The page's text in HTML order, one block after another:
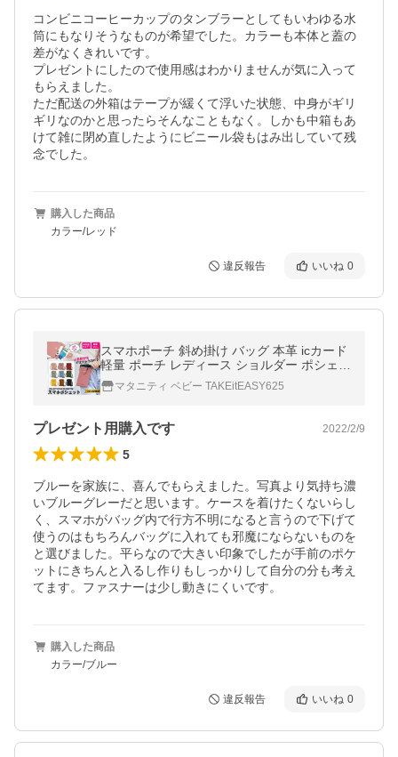
コンビニコーヒーカップのタンブラーとしてもいわゆる水
筒にもなりそうなものが希望でした。カラーも本体と蓋の
差がなくきれいです。
プレゼントにしたので使用感はわかりませんが気に入って
もらえました。
ただ配送の外箱はテープが緩くて浮いた状態、中身がギリ
ギリなのかと思ったらそんなこともなく。しかも中箱もあ
けて雑に閉め直したようにビニール袋もはみ出していて残
念でした。
購入した商品
カラー/レッド
違反報告 いいね 0
スマホポーチ 斜め掛け バッグ 本革 icカード
軽量 ポーチ レディース ショルダー ポシェッ
ト マタニティ ベビー TAKEitEASY625
プレゼント用購入です 2022/2/9
5
ブルーを家族に、喜んでもらえました。写真より気持ち濃
いブルーグレーだと思います。ケースを着けたくないらし
く、スマホがバッグ内で行方不明になると言うので下げて
使うのはもちろんバッグに入れても邪魔にならないものを
と選びました。平らなので大きい印象でしたが手前のポケ
ットにきちんと入るし作りもしっかりして自分の分も考え
てます。ファスナーは少し動きにくいです。
購入した商品
カラー/ブルー
違反報告 いいね 0